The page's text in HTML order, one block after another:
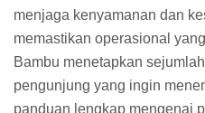
menjaga kenyamanan dan
memastikan operasional
Bambu menetapkan
pengunjung yang ingin
panduan lengkap mengenai